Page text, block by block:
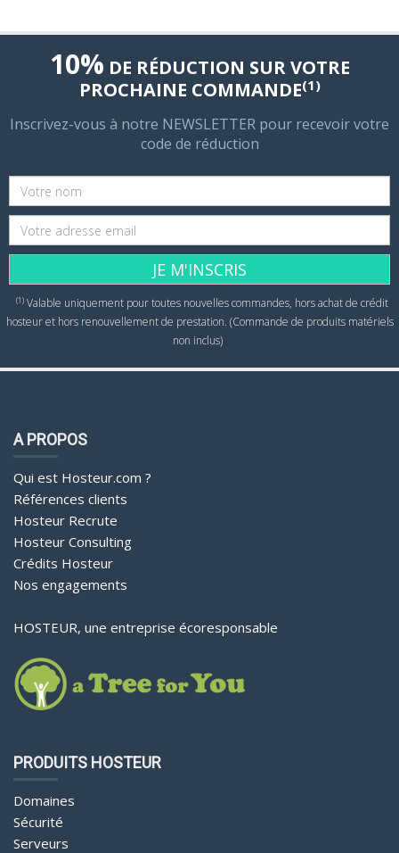
10% DE RÉDUCTION SUR VOTRE
PROCHAINE COMMANDE(1)
Inscrivez-vous à notre NEWSLETTER pour recevoir votre
code de réduction
JE M'INSCRIS
(1)Valable uniquement pour toutes nouvelles commandes, hors achat de crédit
hosteur et hors renouvellement de prestation. (Commande de produits matériels
non inclus)
A PROPOS
Qui est Hosteur.com ?
Références clients
Hosteur Recrute
Hosteur Consulting
Crédits Hosteur
Nos engagements
HOSTEUR, une entreprise écoresponsable
PRODUITS HOSTEUR
Domaines
Sécurité
Serveurs